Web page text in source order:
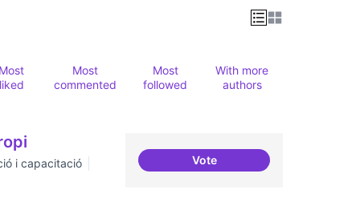
Most
liked
Most
commented
Most
followed
With more
authors
i capacitació
VoteOferta formativa